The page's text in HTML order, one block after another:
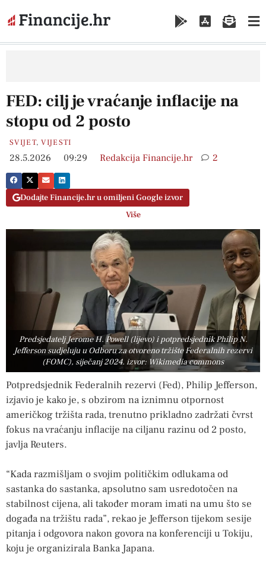
FED: cilj je vraćanje inflacije na
stopu od 2 posto
SVIJET,VIJESTI
28.5.2026 09:29 Redakcija Financije.hr 2
Dodajte Financije.hr u omiljeni Google izvor
Više
Predsjedatelj Jerome H. Powell (lijevo) i potpredsjednik Philip N.
Jefferson sudjeluju u Odboru za otvoreno tržište Federalnih rezervi
(FOMC), siječanj 2024. izvor: Wikimedia commons
Potpredsjednik Federalnih rezervi (Fed), Philip Jefferson,
izjavio je kako je, s obzirom na iznimnu otpornost
američkog tržišta rada, trenutno prikladno zadržati čvrst
fokus na vraćanju inflacije na ciljanu razinu od 2 posto,
javlja Reuters.
“Kada razmišljam o svojim političkim odlukama od
sastanka do sastanka, apsolutno sam usredotočen na
stabilnost cijena, ali također moram imati na umu što se
događa na tržištu rada”, rekao je Jefferson tijekom sesije
pitanja i odgovora nakon govora na konferenciji u Tokiju,
koju je organizirala Banka Japana.